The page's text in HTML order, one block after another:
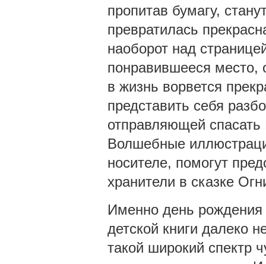
пропитав бумагу,
превратилась
наоборот над
понравившееся место,
в жизнь ворвется
представить себя
отправляющей
Волшебные
носителе, помогут
хранители в сказке
Именно день
детской книги далеко
такой широкий спектр